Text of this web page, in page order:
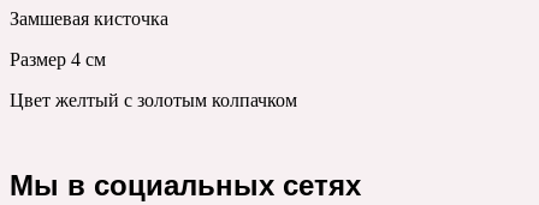
Замшевая кисточка
Размер 4 см
Цвет желтый с золотым колпачком
Мы в социальных сетях